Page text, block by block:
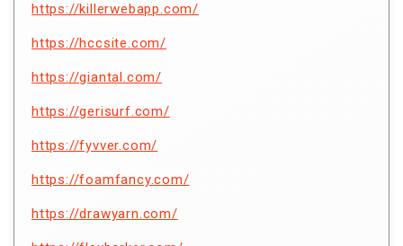
https://killerwebapp.com/
https://hccsite.com/
https://giantal.com/
https://gerisurf.com/
https://fyvver.com/
https://foamfancy.com/
https://drawyarn.com/